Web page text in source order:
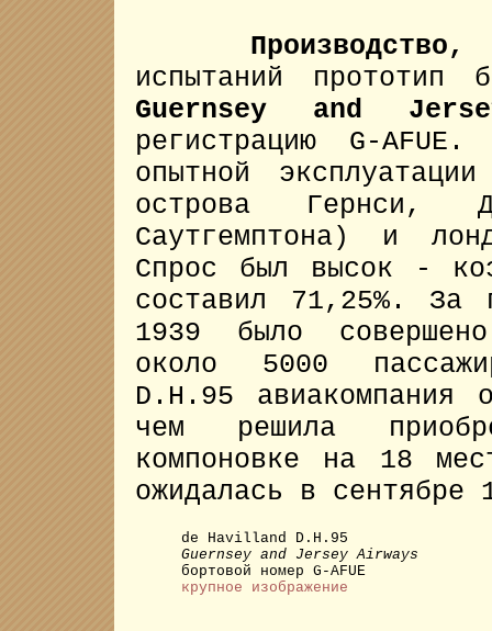
Производство,
испытаний прототип
Guernsey and
регистрацию G-
опытной
острова Гернси,
Саутгемптона) и
Спрос был высок -
составил 71,25%.
1939 было
около 5000
D.H.95 авиакомпания
чем решила
компоновке на 18
ожидалась в сентябре
de Havilland D.H.95
Guernsey and Jersey Airways
бортовой номер G-AFUE
крупное изображение